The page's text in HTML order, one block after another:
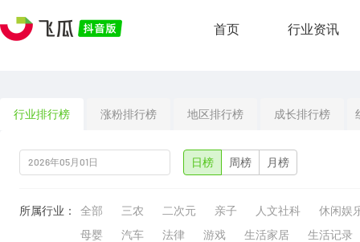
首页 行业资讯
行业排行榜 涨粉排行榜 地区排行榜 成长排行榜
日榜 周榜 月榜
所属行业： 全部 三农 二次元 亲子 人文社科
休闲娱
母婴
汽车 法律 游戏 生活家居
生活记录